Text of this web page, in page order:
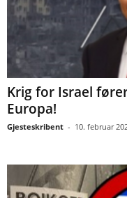
Krig for Israel
Europa!
Gjesteskribent - 10. februar